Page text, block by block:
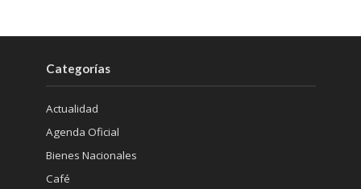
Categorías
Actualidad
Agenda Oficial
Bienes Nacionales
Café